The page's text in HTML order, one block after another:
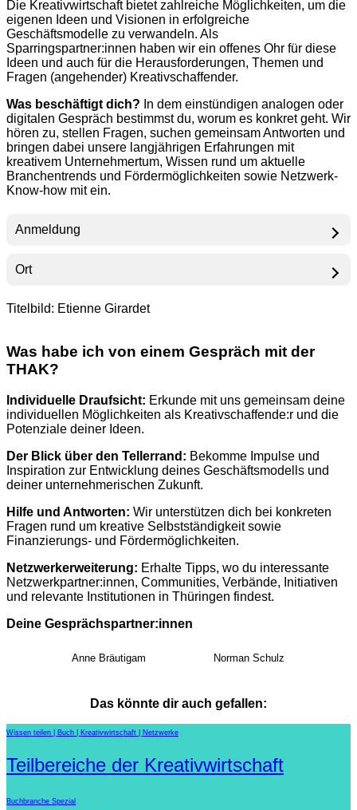
Die Kreativwirtschaft bietet zahlreiche Möglichkeiten, um die
eigenen Ideen und Visionen in erfolgreiche
Geschäftsmodelle zu verwandeln. Als
Sparringspartner:innen haben wir ein offenes Ohr für diese
Ideen und auch für die Herausforderungen, Themen und
Fragen (angehender) Kreativschaffender.
Was beschäftigt dich? In dem einstündigen analogen oder
digitalen Gespräch bestimmst du, worum es konkret geht. Wir
hören zu, stellen Fragen, suchen gemeinsam Antworten und
bringen dabei unsere langjährigen Erfahrungen mit
kreativem Unternehmertum, Wissen rund um aktuelle
Branchentrends und Fördermöglichkeiten sowie Netzwerk-
Know-how mit ein.
Anmeldung
Ort
Titelbild: Etienne Girardet
Was habe ich von einem Gespräch mit der
THAK?
Individuelle Draufsicht: Erkunde mit uns gemeinsam deine
individuellen Möglichkeiten als Kreativschaffende:r und die
Potenziale deiner Ideen.
Der Blick über den Tellerrand: Bekomme Impulse und
Inspiration zur Entwicklung deines Geschäftsmodells und
deiner unternehmerischen Zukunft.
Hilfe und Antworten: Wir unterstützen dich bei konkreten
Fragen rund um kreative Selbstständigkeit sowie
Finanzierungs- und Fördermöglichkeiten.
Netzwerkerweiterung: Erhalte Tipps, wo du interessante
Netzwerkpartner:innen, Communities, Verbände, Initiativen
und relevante Institutionen in Thüringen findest.
Deine Gesprächspartner:innen
Anne Bräutigam Norman Schulz
Das könnte dir auch gefallen:
Wissen teilen Buch Kreativwirtschaft Netzwerke
Teilbereiche der Kreativwirtschaft
Buchbranche Spezial